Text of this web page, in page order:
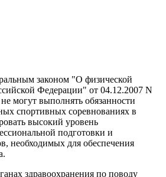
законом "О физической
Федерации" от 04.12.2007 N
могут выполнять обязанности
спортивных соревнованиях в
высокий уровень
подготовки и
необходимых для обеспечения
здравоохранения по поводу